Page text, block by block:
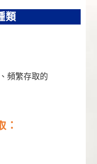
類
頻繁存取的
：